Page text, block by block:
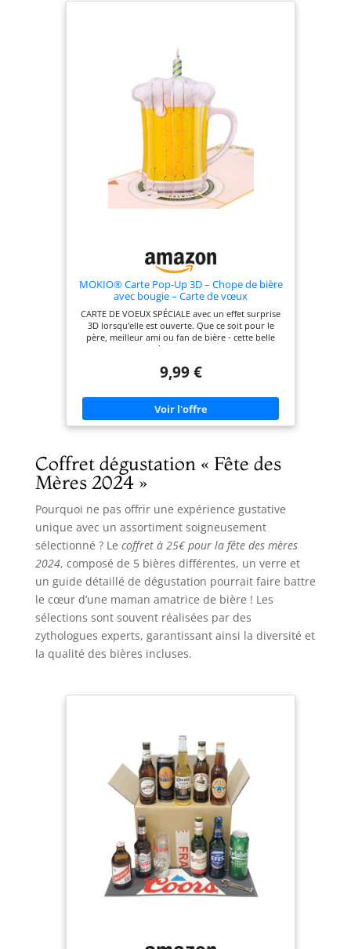
remis dans le billet d'anniversaire - idéal comme
emballage cadeau pour un cadeau en argent.
Qualité supérieure : la carte pliante 3D est
fabriquée en papier de qualité supérieure qui
assure une stabilité et une durabilité maximales.
Des contrôles réguliers garantissent une qualité
optimale.
MOKIO® Carte Pop-Up 3D – Chope de bière
avec bougie – Carte de vœux
CARTE DE VOEUX SPÉCIALE avec un effet surprise
3D lorsqu'elle est ouverte. Que ce soit pour le
père, meilleur ami ou fan de bière - cette belle
carte-cadeau de bière est une façon originale de
d'occasions spéciales. Pour envoyer vos souhaits
pour la fête des pères ou comme carte de bon -
notre carte de félicitations de haute qualité est
toujours une belle surprise qui vient du cœur.
CARTE CADEAU PREMIUM avec un extérieur de
ouvrez la carte pliante faite à la main, une grande
chope de bière avec une bougie se déplie. CARTE
DE BIÈRE EN GRAND FORMAT mesure 20 x 15 cm
lorsqu'elle est fermée. La carte pop-up de haute
qualité est faite de papier de couleur solide et est
livrée avec une enveloppe blanche assortie.
9,99 €
Coffret dégustation « Fête des
Mères 2024 »
Pourquoi ne pas offrir une expérience gustative
unique avec un assortiment soigneusement
sélectionné ? Le coffret à 25€ pour la fête des mères
2024, composé de 5 bières différentes, un verre et
un guide détaillé de dégustation pourrait faire battre
le cœur d’une maman amatrice de bière ! Les
sélections sont souvent réalisées par des
zythologues experts, garantissant ainsi la diversité et
la qualité des bières incluses.